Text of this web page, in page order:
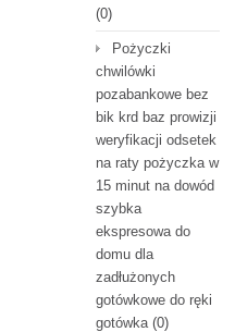
(0)
Pożyczki
chwilówki
pozabankowe bez
bik krd baz prowizji
weryfikacji odsetek
na raty pożyczka w
15 minut na dowód
szybka
ekspresowa do
domu dla
zadłużonych
gotówkowe do ręki
gotówka(0)